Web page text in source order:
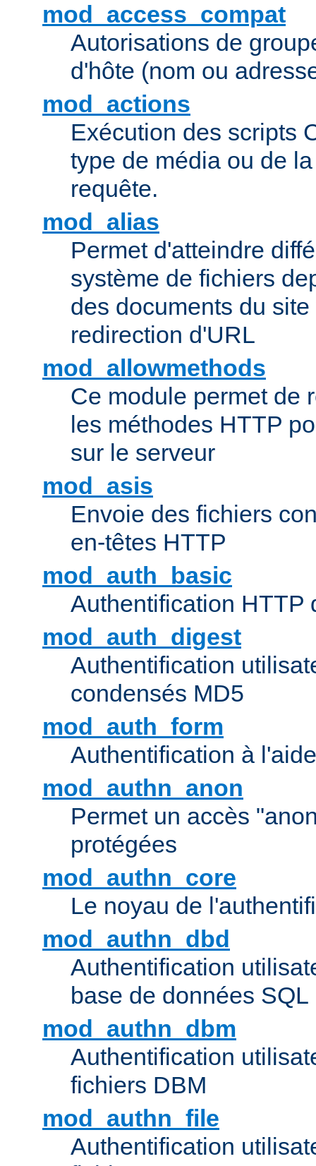
mod_access_compat
Autorisations de
d'hôte (nom ou
mod_actions
Exécution des scripts
type de média ou de
requête.
mod_alias
Permet d'atteindre
système de fichiers
des documents du
redirection d'URL
mod_allowmethods
Ce module permet de
les méthodes HTTP
sur le serveur
mod_asis
Envoie des fichiers
en-têtes HTTP
mod_auth_basic
Authentification HTTP
mod_auth_digest
Authentification
condensés MD5
mod_auth_form
Authentification à
mod_authn_anon
Permet un accès
protégées
mod_authn_core
Le noyau de
mod_authn_dbd
Authentification
base de données SQL
mod_authn_dbm
Authentification
fichiers DBM
mod_authn_file
Authentification